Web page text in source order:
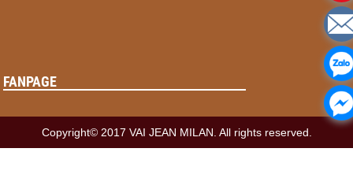
FANPAGE
Copyright© 2017 VAI JEAN MILAN. All rights reserved.